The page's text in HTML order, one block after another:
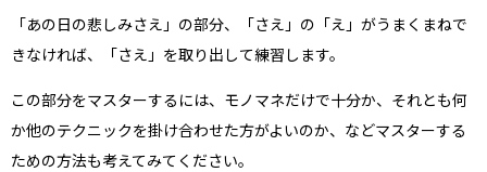
「あの日の悲しみさえ」の部分、「さえ」の「え」がうまくまねで
きなければ、「さえ」を取り出して練習します。
この部分をマスターするには、モノマネだけで十分か、それとも何
か他のテクニックを掛け合わせた方がよいのか、などマスターする
ための方法も考えてみてください。